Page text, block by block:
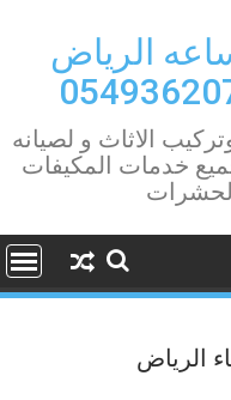
الرياض
الاثاث و لصيانه
خدمات المكيفات
الرياض